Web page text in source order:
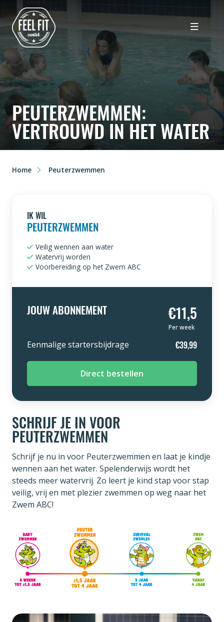
PEUTERZWEMMEN:
VERTROUWD IN HET WATER
Home Peuterzwemmen
SCHRIJF JE IN VOOR
PEUTERZWEMMEN
Schrijf je nu in voor Peuterzwemmen en laat je kindje
wennen aan het water. Spelenderwijs wordt het
steeds meer watervrij. Zo leert je kind stap voor stap
veilig, vrij en met plezier zwemmen op weg naar het
Zwem ABC!
IK WIL
PEUTERZWEMMEN
Veilig wennen aan water
Watervrij worden
Voorbereiding op het Zwem ABC
JOUW ABONNEMENT €11,5
Per week
Eenmalige startersbijdrage €39,99
Direct bestellen